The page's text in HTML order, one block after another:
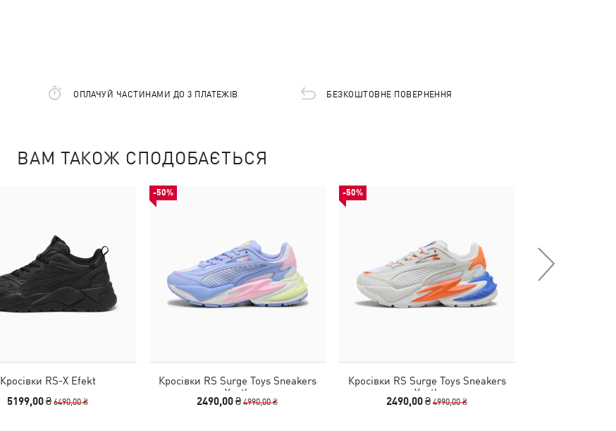
ОПЛАЧУЙ ЧАСТИНАМИ ДО 3 ПЛАТЕЖІВ БЕЗКОШТОВНЕ ПОВЕРНЕННЯ
ВАМ ТАКОЖ СПОДОБАЄТЬСЯ
Кросівки RS-X Efekt
5199,00 ₴6490,00 ₴
-50%
Кросівки RS Surge Toys Sneakers
Youth
2490,00 ₴4990,00 ₴
-50%
Кросівки RS Surge Toys Sneakers
Youth
2490,00 ₴4990,00 ₴